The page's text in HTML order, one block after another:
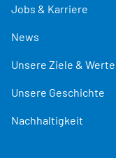
Jobs & Karriere
News
Unsere Ziele & Werte
Unsere Geschichte
Nachhaltigkeit